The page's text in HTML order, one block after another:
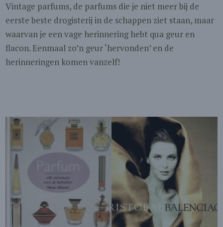
Vintage parfums, de parfums die je niet meer bij de
eerste beste drogisterij in de schappen ziet staan, maar
waarvan je een vage herinnering hebt qua geur en
flacon. Eenmaal zo’n geur ‘hervonden’ en de
herinneringen komen vanzelf!